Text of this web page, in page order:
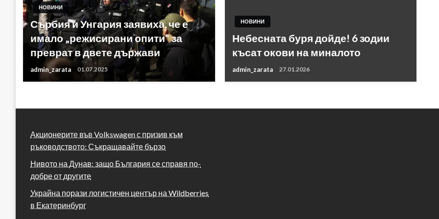
НОВИНИ
Сърбия и Унгария заявиха, че е
имало „режисирани опити“ за
преврат в двете държави
admin_zarata 01.07.2025
НОВИНИ
Небесната буря дойде! 6 зодии
късат окови на миналото
admin_zarata 27.01.2026
Акционерите във Volkswagen с призив към
ръководството: Съкращавайте бързо
Нивото на Дунав: защо България се справя по-
добре от другите
Украйна порази логистичен център на Wildberries
в Екатеринбург